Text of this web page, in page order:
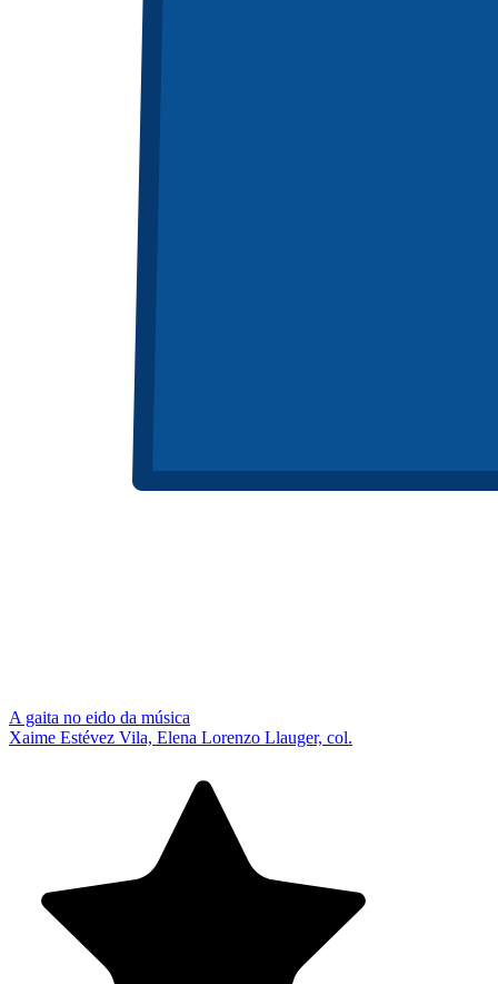
A gaita no eido da música
Xaime Estévez Vila, Elena Lorenzo Llauger, col.